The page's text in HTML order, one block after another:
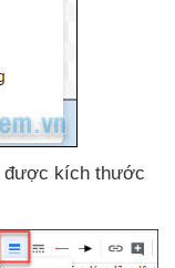
được kích thước